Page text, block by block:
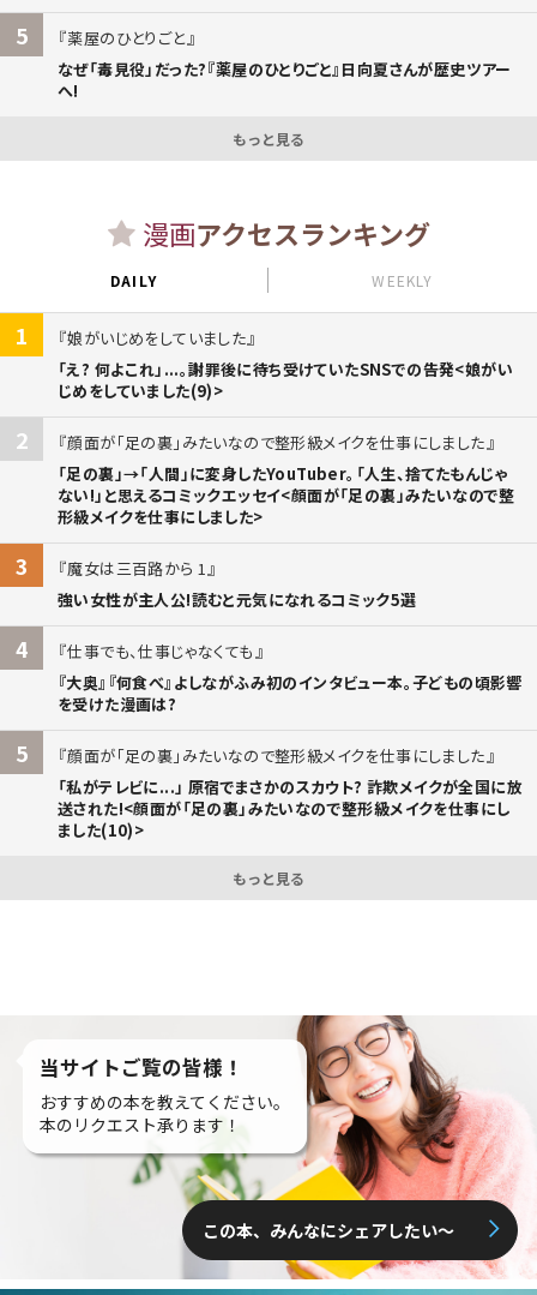
5
薬屋のひとりごと
なぜ「毒見役」だった?『薬屋のひとりごと』日向夏さんが歴史ツアー
へ!
もっと見る
漫画アクセスランキング
DAILY WEEKLY
1
娘がいじめをしていました
「え? 何よこれ」...。謝罪後に待ち受けていたSNSでの告発<娘がい
じめをしていました(9)>
2
顔面が「足の裏」みたいなので整形級メイクを仕事にしました
「足の裏」→「人間」に変身したYouTuber。「人生、捨てたもんじゃ
ない!」と思えるコミックエッセイ<顔面が「足の裏」みたいなので整
形級メイクを仕事にしました>
3
魔女は三百路から 1
強い女性が主人公!読むと元気になれるコミック5選
4
仕事でも、仕事じゃなくても
『大奥』『何食べ』よしながふみ初のインタビュー本。子どもの頃影響
を受けた漫画は?
5
顔面が「足の裏」みたいなので整形級メイクを仕事にしました
「私がテレビに...」 原宿でまさかのスカウト? 詐欺メイクが全国に放
送された!<顔面が「足の裏」みたいなので整形級メイクを仕事にし
ました(10)>
もっと見る
当サイトご覧の皆様！
おすすめの本を教えてください。
本のリクエスト承ります！
この本、みんなにシェアしたい〜